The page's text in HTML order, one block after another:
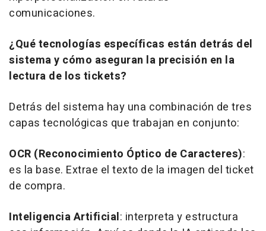
comunicaciones.
¿Qué tecnologías específicas están detrás del
sistema y cómo aseguran la precisión en la
lectura de los tickets?
Detrás del sistema hay una combinación de tres
capas tecnológicas que trabajan en conjunto:
OCR (Reconocimiento Óptico de Caracteres):
es la base. Extrae el texto de la imagen del ticket
de compra.
Inteligencia Artificial: interpreta y estructura